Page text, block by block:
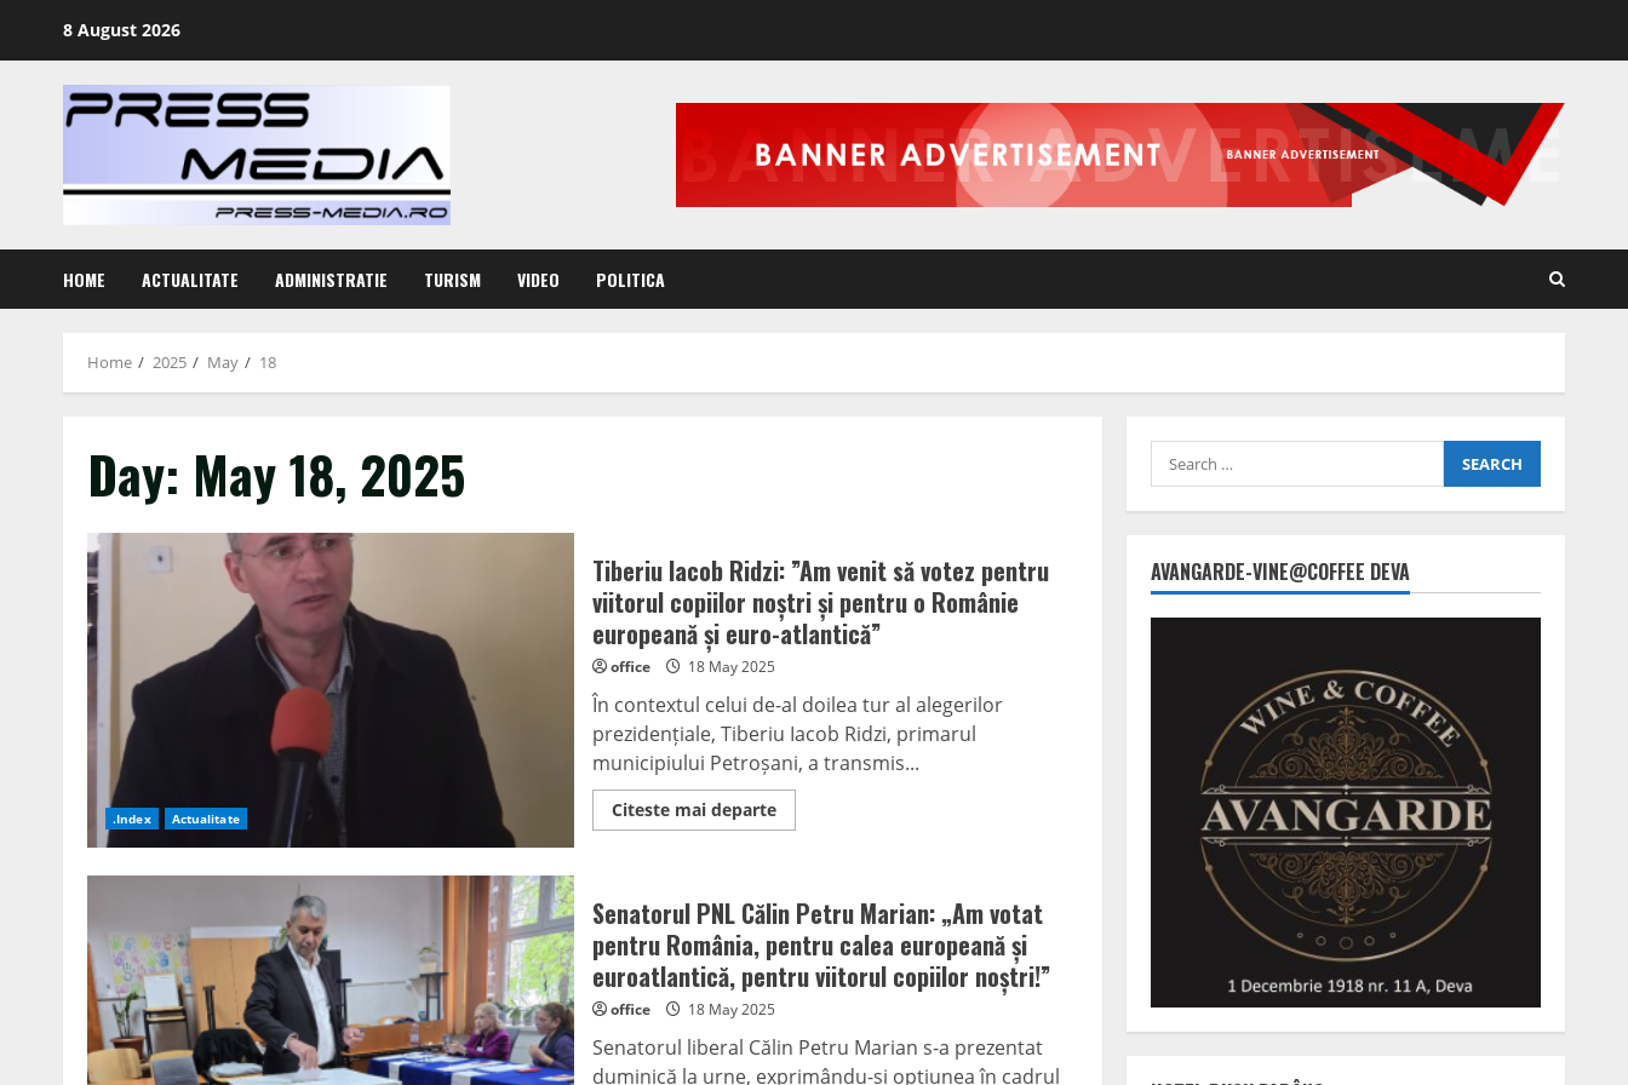
8 August 2026
HOME ACTUALITATE ADMINISTRATIE TURISM VIDEO POLITICA
Home 2025 May 18
Day: May 18, 2025
.Index Actualitate
Tiberiu Iacob Ridzi: ”Am venit să votez pentru
viitorul copiilor noștri și pentru o Românie
europeană și euro-atlantică”
office 18 May 2025
În contextul celui de-al doilea tur al alegerilor
prezidențiale, Tiberiu Iacob Ridzi, primarul
municipiului Petroșani, a transmis...
Citeste mai departeRead
more
”Am
venit
să
votez
pentru
viitorul
și
pentru
o
Senatorul PNL Călin Petru Marian: „Am votat
pentru România, pentru calea europeană și
euroatlantică, pentru viitorul copiilor noștri!”
office 18 May 2025
Senatorul liberal Călin Petru Marian s-a prezentat
duminică la urne, exprimându-și opțiunea în cadrul
Search
for:
AVANGARDE-VINE@COFFEE DEVA